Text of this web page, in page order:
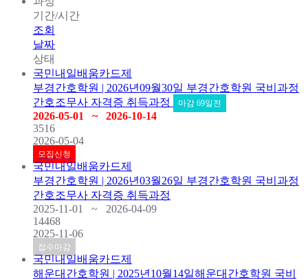
기간/시간
조회
날짜
상태
국민내일배움카드제
부경간호학원 | 2026년09월30일 부경간호학원 국비과정
간호조무사 자격증 취득과정
마감 69일전
2026-05-01 ~ 2026-10-14
3516
2026-05-04
모집신청
국민내일배움카드제
부경간호학원 | 2026년03월26일 부경간호학원 국비과정
간호조무사 자격증 취득과정
2025-11-01 ~ 2026-04-09
14468
2025-11-06
접수마감
국민내일배움카드제
해운대간호학원 | 2025년10월14일해운대간호학원 국비